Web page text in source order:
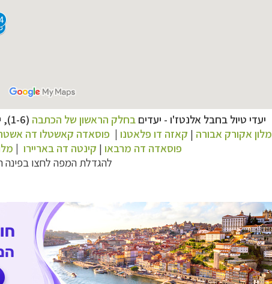
יעדי טיול בחבל אלנטז'ו - יעדים בחלק הראשון של הכתבה (1-6), יעדים בכתבה זו (7-14), ובתי מלון מומלצים:
מלון אקורק אבורה | קאזה דו פלאטנו | פוסאדה קאשטלו דה
פוסאדה דה מרבאו | קינטה דה באריירו |
להגדלת המפה לחצו בפינה
מסלולים מוכנים ב-11 יעדים –לחצו לבחירת המסלול המתאים לכם »
מעטפת לוגיסטית מלאה: מלונות, רכב ופעילויות–לחצו למידע נוסף »
מערכת ניווט חכמה וליווי לאורך כל הדרך– לחצו להסבר על השירות »